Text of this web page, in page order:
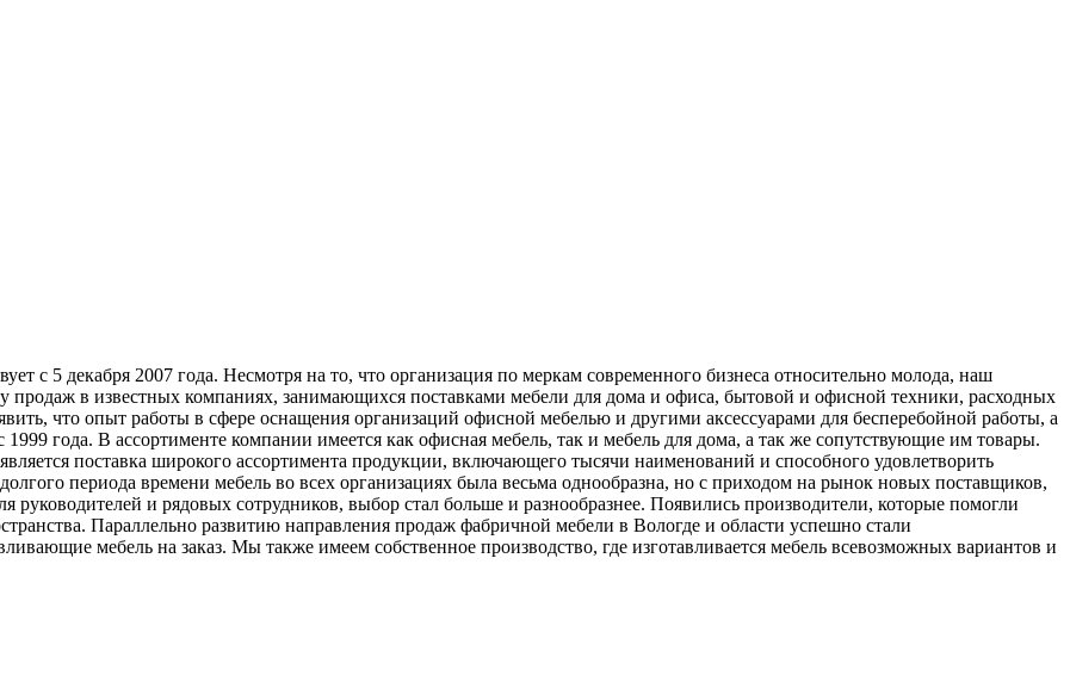
с 5 декабря 2007 года. Несмотря на то, что организация по меркам современного бизнеса относительно молода, наш
продаж в известных компаниях, занимающихся поставками мебели для дома и офиса, бытовой и офисной техники, расходных
что опыт работы в сфере оснащения организаций офисной мебелью и другими аксессуарами для бесперебойной работы, а
года. В ассортименте компании имеется как офисная мебель, так и мебель для дома, а так же сопутствующие им товары.
поставка широкого ассортимента продукции, включающего тысячи наименований и способного удовлетворить
периода времени мебель во всех организациях была весьма однообразна, но с приходом на рынок новых поставщиков,
руководителей и рядовых сотрудников, выбор стал больше и разнообразнее. Появились производители, которые помогли
Параллельно развитию направления продаж фабричной мебели в Вологде и области успешно стали
мебель на заказ. Мы также имеем собственное производство, где изготавливается мебель всевозможных вариантов и